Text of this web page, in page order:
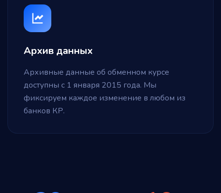
Архив данных
Архивные данные об обменном курсе
доступны с 1 января 2015 года. Мы
фиксируем каждое изменение в любом из
банков КР.